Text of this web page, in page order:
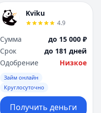
Kviku
4.9
Сумма
до 15 000 ₽
Срок
до 181 дней
Одобрение
Низкое
Займ онлайн
Круглосуточно
Получить деньги